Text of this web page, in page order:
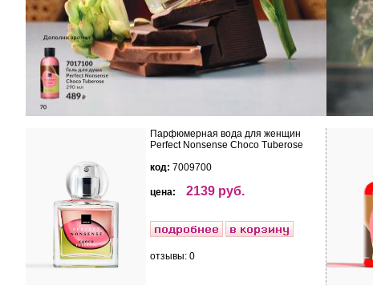
Парфюмерная вода для женщин
Perfect Nonsense Choco Tuberose
код: 7009700
цена: 2139 руб.
отзывы: 0